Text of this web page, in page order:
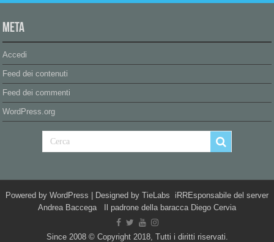
Meta
Accedi
Feed dei contenuti
Feed dei commenti
WordPress.org
Powered by WordPress | Designed by TieLabs iRREsponsabile del server
Andrea Baccega Il padrone della baracca Diego Cervia
Since 2008 © Copyright 2018, Tutti i diritti riservati.